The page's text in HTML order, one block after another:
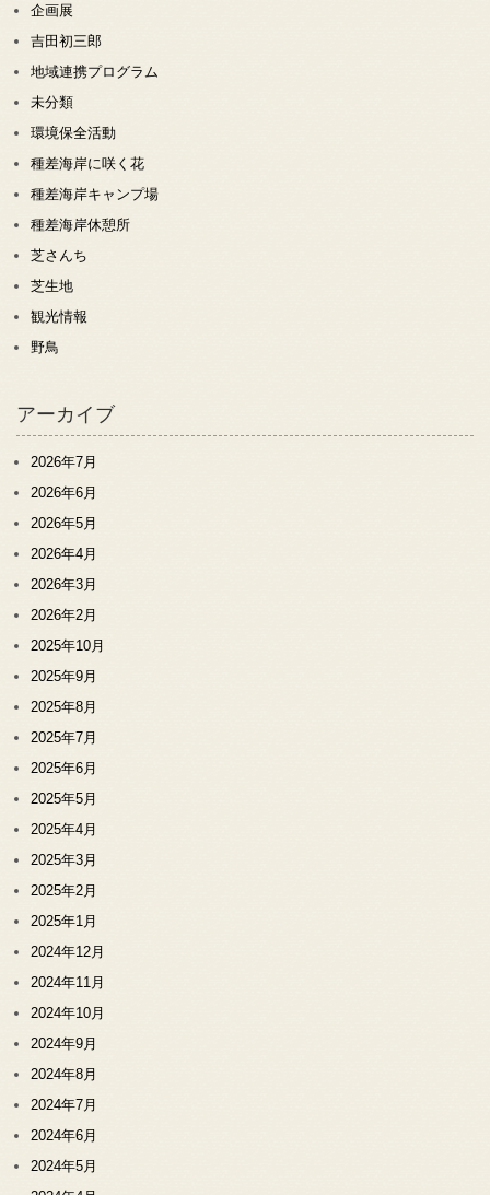
企画展
吉田初三郎
地域連携プログラム
未分類
環境保全活動
種差海岸に咲く花
種差海岸キャンプ場
種差海岸休憩所
芝さんち
芝生地
観光情報
野鳥
アーカイブ
2026年7月
2026年6月
2026年5月
2026年4月
2026年3月
2026年2月
2025年10月
2025年9月
2025年8月
2025年7月
2025年6月
2025年5月
2025年4月
2025年3月
2025年2月
2025年1月
2024年12月
2024年11月
2024年10月
2024年9月
2024年8月
2024年7月
2024年6月
2024年5月